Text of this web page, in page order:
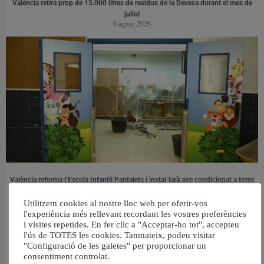
València retira prop de 15.000 litres de residus de la Devesa durant el mes de
juliol
6 agost, 2026
València reforma l’Escola Infantil Pardalets i instal·larà aire condicionat a totes
5 agost, 2026
Utilitzem cookies al nostre lloc web per oferir-vos
l'experiència més rellevant recordant les vostres preferències
i visites repetides. En fer clic a "Acceptar-ho tot", accepteu
l'ús de TOTES les cookies. Tanmateix, podeu visitar
"Configuració de les galetes" per proporcionar un
consentiment controlat.